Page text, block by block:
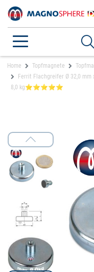
Home Topfmagnete
Ferrit Flachgreifer Ø 32,0 mm
8,0 kg⭐⭐⭐⭐⭐